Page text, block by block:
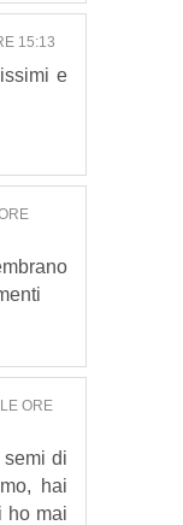
15:13
e
ORE
di
hai
ho mai